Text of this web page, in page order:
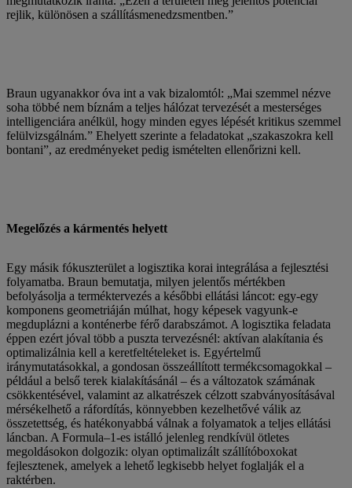
rejlik, különösen a szállításmenedzsmentben.”
Braun ugyanakkor óva int a vak bizalomtól: „Mai szemmel nézve
soha többé nem bíznám a teljes hálózat tervezését a mesterséges
intelligenciára anélkül, hogy minden egyes lépését kritikus szemmel
felülvizsgálnám.” Ehelyett szerinte a feladatokat „szakaszokra kell
bontani”, az eredményeket pedig ismételten ellenőrizni kell.
Megelőzés a kármentés helyett
Egy másik fókuszterület a logisztika korai integrálása a fejlesztési
folyamatba. Braun bemutatja, milyen jelentős mértékben
befolyásolja a terméktervezés a későbbi ellátási láncot: egy-egy
komponens geometriáján múlhat, hogy képesek vagyunk-e
megduplázni a konténerbe férő darabszámot. A logisztika feladata
éppen ezért jóval több a puszta tervezésnél: aktívan alakítania és
optimalizálnia kell a keretfeltételeket is. Egyértelmű
iránymutatásokkal, a gondosan összeállított termékcsomagokkal –
például a belső terek kialakításánál – és a változatok számának
csökkentésével, valamint az alkatrészek célzott szabványosításával
mérsékelhető a ráfordítás, könnyebben kezelhetővé válik az
összetettség, és hatékonyabbá válnak a folyamatok a teljes ellátási
láncban. A Formula–1-es istálló jelenleg rendkívül ötletes
megoldásokon dolgozik: olyan optimalizált szállítóboxokat
fejlesztenek, amelyek a lehető legkisebb helyet foglalják el a
raktérben.